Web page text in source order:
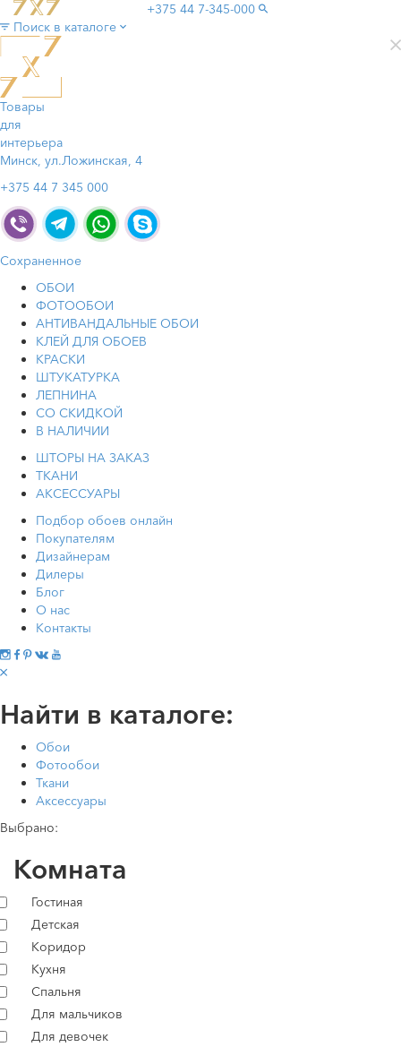
+375 44 7-345-000
Поиск в каталоге
Товары
для
интерьера
Минск, ул.Ложинская, 4
+375 44 7 345 000
Сохраненное
ОБОИ
ФОТООБОИ
АНТИВАНДАЛЬНЫЕ ОБОИ
КЛЕЙ ДЛЯ ОБОЕВ
КРАСКИ
ШТУКАТУРКА
ЛЕПНИНА
СО СКИДКОЙ
В НАЛИЧИИ
ШТОРЫ НА ЗАКАЗ
ТКАНИ
АКСЕССУАРЫ
Подбор обоев онлайн
Покупателям
Дизайнерам
Дилеры
Блог
О нас
Контакты
Найти в каталоге:
Обои
Фотообои
Ткани
Аксессуары
Выбрано:
Комната
Гостиная
Детская
Коридор
Кухня
Спальня
Для мальчиков
Для девочек